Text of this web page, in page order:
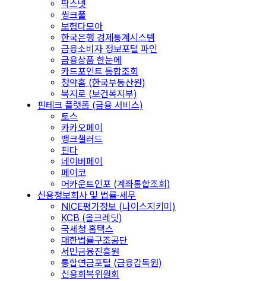
팍스넷
씽크풀
보험다모아
한국은행 경제통계시스템
금융소비자 정보포털 파인
금융상품 한눈에
카드포인트 통합조회
청약홈 (한국부동산원)
복지로 (보건복지부)
핀테크 플랫폼 (금융 서비스)
토스
카카오페이
뱅크샐러드
핀다
네이버페이
페이코
어카운트인포 (계좌통합조회)
신용정보회사 및 법률·세무
NICE평가정보 (나이스지키미)
KCB (올크레딧)
국세청 홈택스
대한법률구조공단
서민금융진흥원
통합연금포털 (금융감독원)
신용회복위원회